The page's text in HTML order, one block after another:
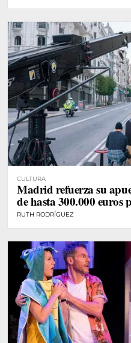
CULTURA
Madrid refuerza su
de hasta 300.000 euros
RUTH RODRÍGUEZ